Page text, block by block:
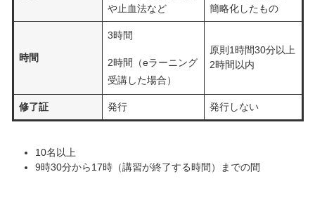
や止血法など
簡略化したもの
時間
3時間
2時間（eラーニング
受講した場合）
原則1時間30分以上
2時間以内
修了証 発行 発行しない
10名以上
9時30分から17時（講習が終了する時間）までの間